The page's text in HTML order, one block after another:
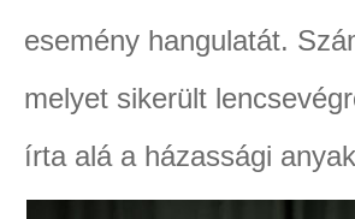
esemény hangulatát.
melyet sikerült
írta alá a házassági